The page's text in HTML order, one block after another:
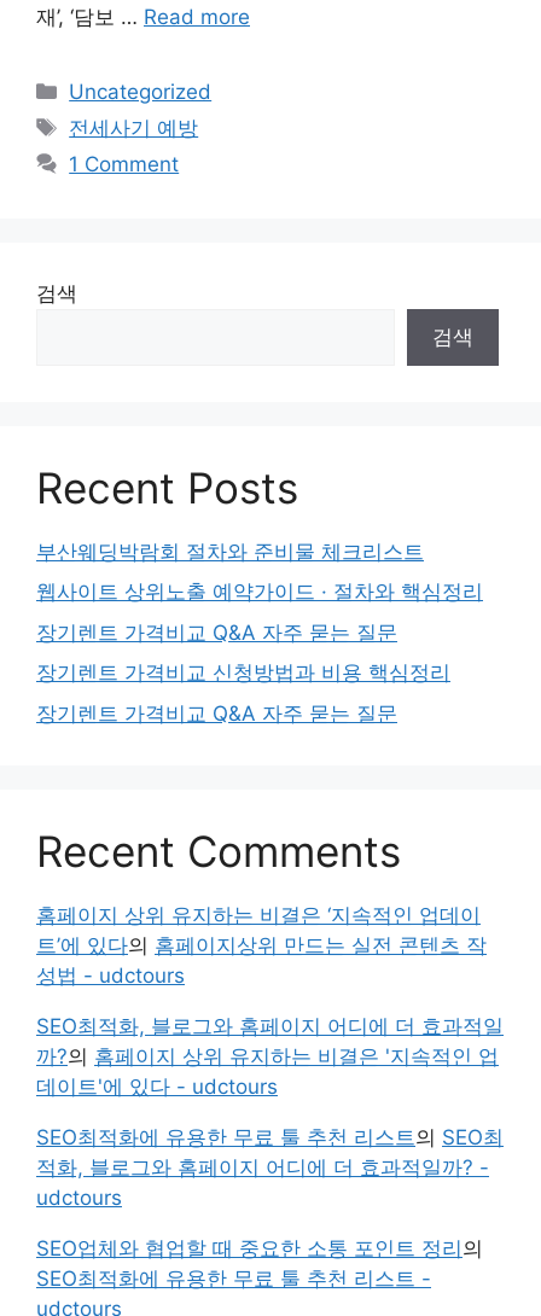
재’, ‘담보 … Read more
Categories
Uncategorized
Tags
전세사기 예방
1 Comment
검색
검색
Recent Posts
부산웨딩박람회 절차와 준비물 체크리스트
웹사이트 상위노출 예약가이드 · 절차와 핵심정리
장기렌트 가격비교 Q&A 자주 묻는 질문
장기렌트 가격비교 신청방법과 비용 핵심정리
장기렌트 가격비교 Q&A 자주 묻는 질문
Recent Comments
홈페이지 상위 유지하는 비결은 ‘지속적인 업데이
트’에 있다의 홈페이지상위 만드는 실전 콘텐츠 작
성법 - udctours
SEO최적화, 블로그와 홈페이지 어디에 더 효과적일
까?의 홈페이지 상위 유지하는 비결은 '지속적인 업
데이트'에 있다 - udctours
SEO최적화에 유용한 무료 툴 추천 리스트 의 SEO최
적화, 블로그와 홈페이지 어디에 더 효과적일까? -
udctours
SEO업체와 협업할 때 중요한 소통 포인트 정리의
SEO최적화에 유용한 무료 툴 추천 리스트 -
udctours